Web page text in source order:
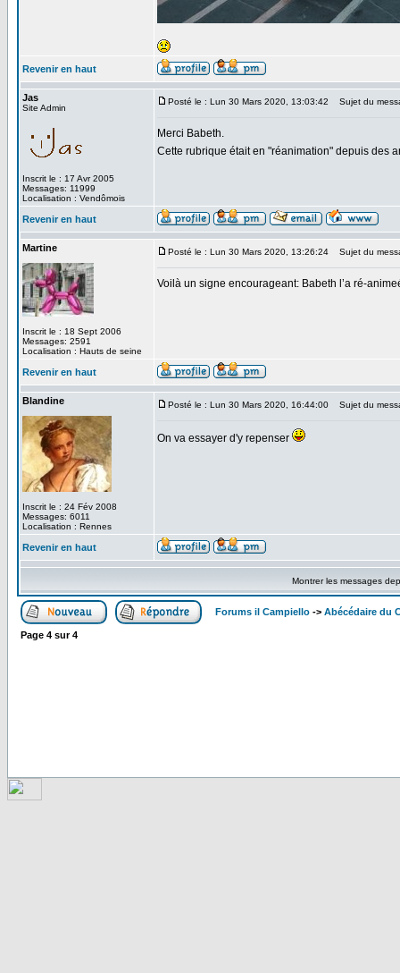
Revenir en haut
Jas
Site Admin
Inscrit le : 17 Avr 2005
Messages: 11999
Localisation : Vendômois
Posté le : Lun 30 Mars 2020, 13:03:42 Sujet du
Merci Babeth.
Cette rubrique était en "réanimation" depuis des
Revenir en haut
Martine
Inscrit le : 18 Sept 2006
Messages: 2591
Localisation : Hauts de seine
Posté le : Lun 30 Mars 2020, 13:26:24 Sujet du
Voilà un signe encourageant: Babeth l’a ré-
Revenir en haut
Blandine
Inscrit le : 24 Fév 2008
Messages: 6011
Localisation : Rennes
Posté le : Lun 30 Mars 2020, 16:44:00 Sujet du
On va essayer d'y repenser
Revenir en haut
Montrer les messages
Forums il Campiello -> Abécédaire du
Page 4 sur4